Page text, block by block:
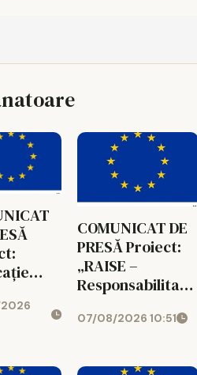
pentru
Cod
COMUNICAT DE
PRESĂ Proiect:
„RAISE –
Incluziune,
Cod SMIS:
07/08/2026 10:51